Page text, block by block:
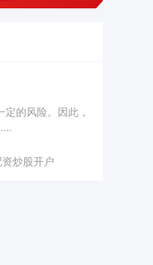
的风险。因此，
资炒股开户